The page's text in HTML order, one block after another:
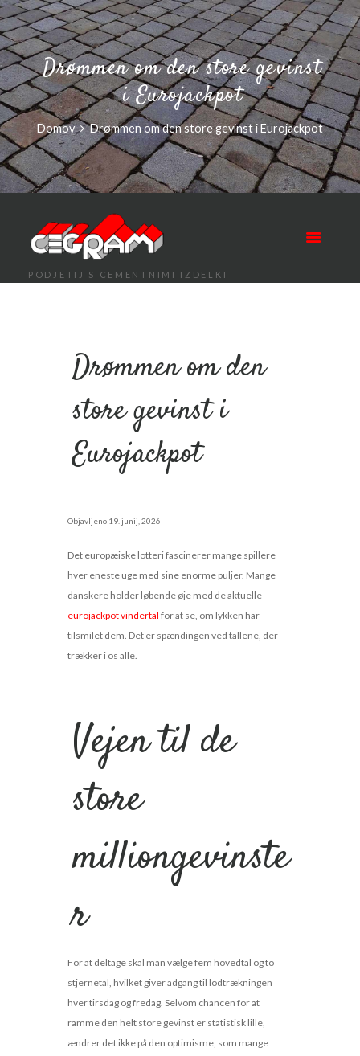
Drømmen om den store gevinst
i Eurojackpot
Domov Drømmen om den store gevinst i Eurojackpot
PODJETIJ S CEMENTNIMI IZDELKI
Drømmen om den
store gevinst i
Eurojackpot
Objavljeno 19. junij, 2026
Det europæiske lotteri fascinerer mange spillere
hver eneste uge med sine enorme puljer. Mange
danskere holder løbende øje med de aktuelle
eurojackpot vindertal for at se, om lykken har
tilsmilet dem. Det er spændingen ved tallene, der
trækker i os alle.
Vejen til de
store
milliongevinste
r
For at deltage skal man vælge fem hovedtal og to
stjernetal, hvilket giver adgang til lodtrækningen
hver tirsdag og fredag. Selvom chancen for at
ramme den helt store gevinst er statistisk lille,
ændrer det ikke på den optimisme, som mange